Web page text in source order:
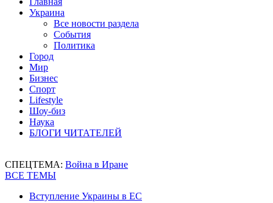
Украина
Все новости раздела
События
Политика
Город
Мир
Бизнес
Спорт
Lifestyle
Шоу-биз
Наука
БЛОГИ ЧИТАТЕЛЕЙ
СПЕЦТЕМА: Война в Иране
ВСЕ ТЕМЫ
Вступление Украины в ЕС